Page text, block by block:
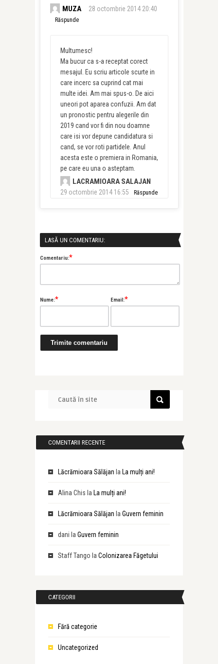
MUZA 28 octombrie 2014 20:40
Răspunde
Multumesc!
Ma bucur ca s-a receptat corect
mesajul. Eu scriu articole scurte in
care incerc sa cuprind cat mai
multe idei. Am mai spus-o. De aici
uneori pot aparea confuzii. Am dat
un pronostic pentru alegerile din
2019 cand vor fi din nou doamne
care isi vor depune candidatura si
cand, se vor roti partidele. Anul
acesta este o premiera in Romania,
pe care eu una o asteptam.
LACRAMIOARA SALAJAN
29 octombrie 2014 16:55 Răspunde
LASĂ UN COMENTARIU:
Comentariu:*
Nume:* Email:*
COMENTARII RECENTE
Lăcrămioara Sălăjan la La mulți ani!
Alina Chis la La mulți ani!
Lăcrămioara Sălăjan la Guvern feminin
dani la Guvern feminin
Staff Tango la Colonizarea Făgetului
CATEGORII
Fără categorie
Uncategorized